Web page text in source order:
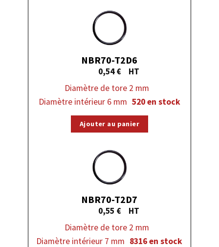
NBR70-T2D6
0,54€
Diamètre de tore 2 mm
Diamètre intérieur 6 mm 520 en stock
Ajouter au panier
NBR70-T2D7
0,55 €
Diamètre de tore 2 mm
Diamètre intérieur 7 mm 8316 en stock